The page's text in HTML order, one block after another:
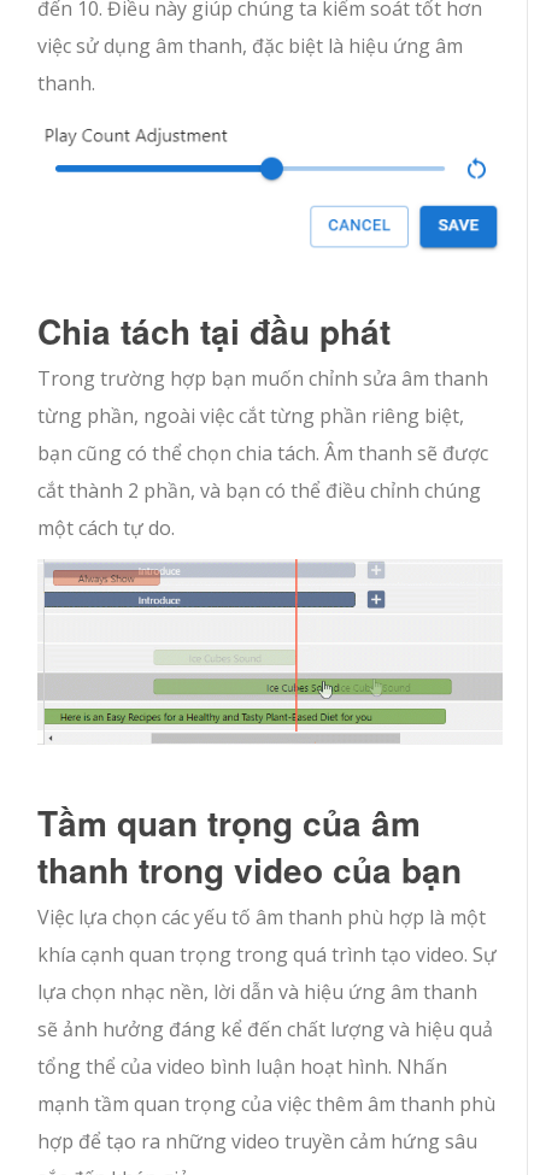
đến 10. Điều này giúp chúng ta kiểm soát tốt hơn
việc sử dụng âm thanh, đặc biệt là hiệu ứng âm
thanh.
Chia tách tại đầu phát
Trong trường hợp bạn muốn chỉnh sửa âm thanh
từng phần, ngoài việc cắt từng phần riêng biệt,
bạn cũng có thể chọn chia tách. Âm thanh sẽ được
cắt thành 2 phần, và bạn có thể điều chỉnh chúng
một cách tự do.
Tầm quan trọng của âm
thanh trong video của bạn
Việc lựa chọn các yếu tố âm thanh phù hợp là một
khía cạnh quan trọng trong quá trình tạo video. Sự
lựa chọn nhạc nền, lời dẫn và hiệu ứng âm thanh
sẽ ảnh hưởng đáng kể đến chất lượng và hiệu quả
tổng thể của video bình luận hoạt hình. Nhấn
mạnh tầm quan trọng của việc thêm âm thanh phù
hợp để tạo ra những video truyền cảm hứng sâu